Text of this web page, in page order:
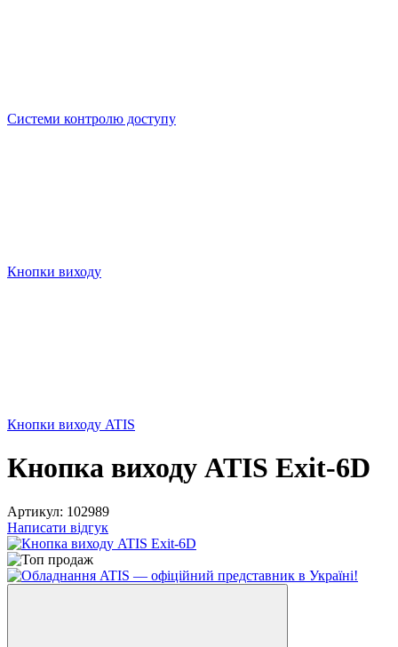
Системи контролю доступу
Кнопки виходу
Кнопки виходу ATIS
Кнопка виходу ATIS Exit-6D
Артикул: 102989
Написати відгук